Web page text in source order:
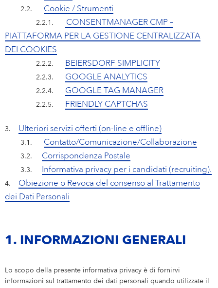
2.2. Cookie / Strumenti
2.2.1.
CONSENTMANAGER CMP –
PIATTAFORMA PER LA GESTIONE CENTRALIZZATA
DEI COOKIES
2.2.2. BEIERSDORF SIMPLICITY
2.2.3. GOOGLE ANALYTICS
2.2.4. GOOGLE TAG MANAGER
2.2.5. FRIENDLY CAPTCHAS
3. Ulteriori servizi offerti (on-line e offline)
3.1. Contatto/Comunicazione/Collaborazione
3.2. Corrispondenza Postale
3.3. Informativa privacy per i candidati (recruiting).
4. Obiezione o Revoca del consenso al Trattamento
dei Dati Personali
1. INFORMAZIONI GENERALI
Lo scopo della presente informativa privacy è di fornirvi
informazioni sul trattamento dei dati personali quando utilizzate il